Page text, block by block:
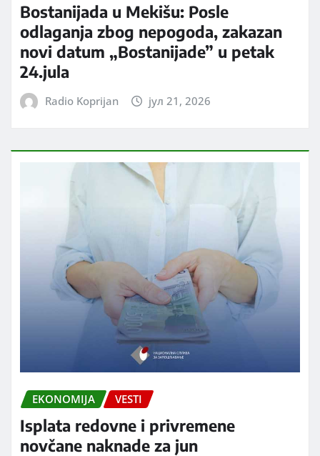
Bostanijada u Mekišu: Posle
odlaganja zbog nepogoda, zakazan
novi datum „Bostanijade” u petak
24.jula
Radio Koprijan јул 21, 2026
EKONOMIJA VESTI
Isplata redovne i privremene
novčane naknade za jun